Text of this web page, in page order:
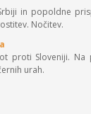
in popoldne
Nočitev.
proti Sloveniji.
urah.